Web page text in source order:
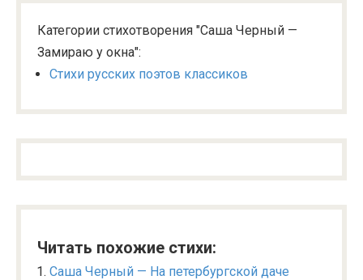
Категории стихотворения "Саша Черный —
Замираю у окна":
Стихи русских поэтов классиков
Читать похожие стихи:
Саша Черный — На петербургской даче